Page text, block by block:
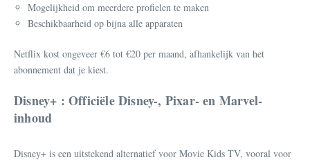
Mogelijkheid om meerdere profielen te maken
Beschikbaarheid op bijna alle apparaten
Netflix kost ongeveer €6 tot €20 per maand, afhankelijk van het
abonnement dat je kiest.
Disney+ : Officiële Disney-, Pixar- en Marvel-
inhoud
Disney+ is een uitstekend alternatief voor Movie Kids TV, vooral voor